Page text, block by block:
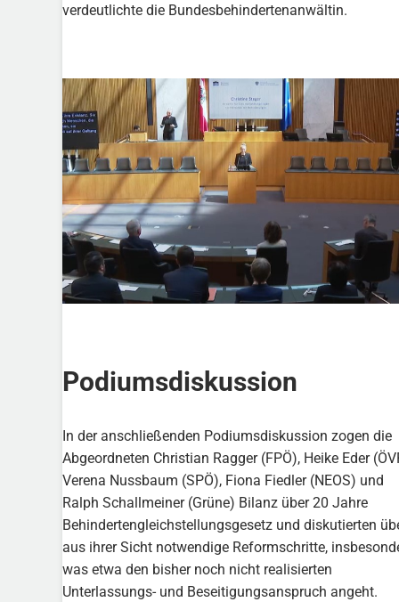
verdeutlichte die Bundesbehindertenanwältin.
Podiumsdiskussion
In der anschließenden Podiumsdiskussion zogen die
Abgeordneten Christian Ragger (FPÖ), Heike Eder
Verena Nussbaum (SPÖ), Fiona Fiedler (NEOS) und
Ralph Schallmeiner (Grüne) Bilanz über 20 Jahre
Behindertengleichstellungsgesetz und diskutierten
aus ihrer Sicht notwendige Reformschritte,
was etwa den bisher noch nicht realisierten
Unterlassungs- und Beseitigungsanspruch angeht.